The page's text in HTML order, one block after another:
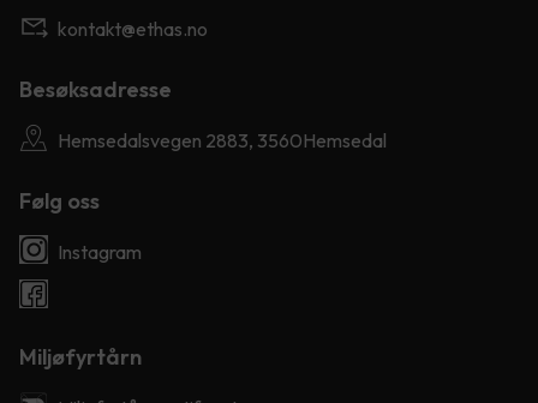
kontakt@ethas.no
Besøksadresse
Hemsedalsvegen 2883, 3560Hemsedal
Følg oss
Instagram
Miljøfyrtårn